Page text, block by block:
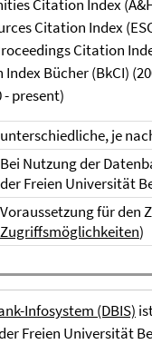
Citation Index
Citation Index
Citation
Bücher (BkCI)
- present)
unterschiedliche, je
Bei Nutzung der
der Freien Universität
Voraussetzung für den
Zugriffsmöglichkeiten)
Infosystem (DBIS)
Freien Universität